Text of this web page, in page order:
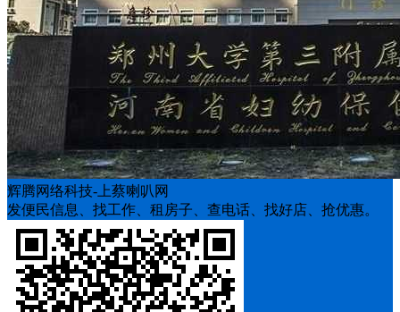
辉腾网络科技-上蔡喇叭网
发便民信息、找工作、租房子、查电话、找好店、抢优惠。